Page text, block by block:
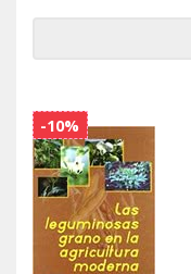
-10%